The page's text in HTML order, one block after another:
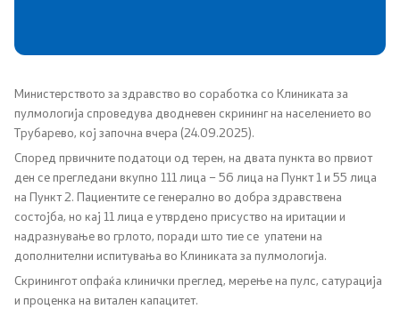
Сектори
Органи во состав
Организација и систематизација
Органограм
Кодекс за административни службеници
SEEHN
Министерството за здравство во соработка со Клиниката за
пулмологија спроведува дводневен скрининг на населението во
Трубарево, кој започна вчера (24.09.2025).
Според првичните податоци од терен, на двата пункта во првиот
ден се прегледани вкупно 111 лица – 56 лица на Пункт 1 и 55 лица
на Пункт 2. Пациентите се генерално во добра здравствена
состојба, но кај 11 лица е утврдено присуство на иритации и
надразнување во грлото, поради што тие се упатени на
дополнителни испитувања во Клиниката за пулмологија.
Скринингот опфаќа клинички преглед, мерење на пулс, сатурација
и проценка на витален капацитет.